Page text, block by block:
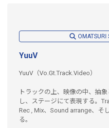
OMATSURI
YuuV
YuuV（Vo.Gt.Track.Video）
トラックの上、映像の中、抽
し、ステージにて表現する。
Rec , Mix、Sound arrange、そ
る。